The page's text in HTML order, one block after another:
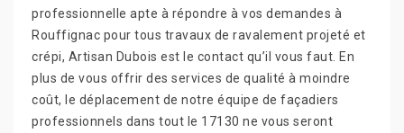
professionnelle apte à répondre à vos demandes à
Rouffignac pour tous travaux de ravalement projeté et
crépi, Artisan Dubois est le contact qu’il vous faut. En
plus de vous offrir des services de qualité à moindre
coût, le déplacement de notre équipe de façadiers
professionnels dans tout le 17130 ne vous seront